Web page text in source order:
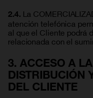
2.4. La
atención telefónica
al que el Cliente podrá
relacionada con el
3. ACCESO A
DISTRIBUCIÓN
DEL CLIENTE